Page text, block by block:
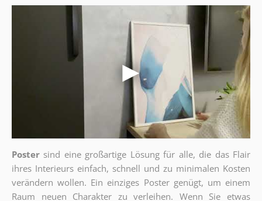
Poster sind eine großartige Lösung für alle, die das Flair
ihres Interieurs einfach, schnell und zu minimalen Kosten
verändern wollen. Ein einziges Poster genügt, um einem
Raum neuen Charakter zu verleihen. Wenn Sie etwas